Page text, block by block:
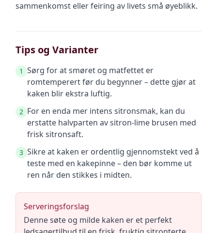
sammenkomst eller feiring av livets små øyeblikk.
Tips og Varianter
1 Sørg for at smøret og matfettet er
romtemperert før du begynner – dette gjør at
kaken blir ekstra luftig.
2 For en enda mer intens sitronsmak, kan du
erstatte halvparten av sitron-lime brusen med
frisk sitronsaft.
3 Sikre at kaken er ordentlig gjennomstekt ved å
teste med en kakepinne – den bør komme ut
ren når den stikkes i midten.
Serveringsforslag
Denne søte og milde kaken er et perfekt